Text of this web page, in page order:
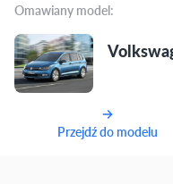
Omawiany model:
Przejdź do modelu